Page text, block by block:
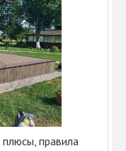
правила